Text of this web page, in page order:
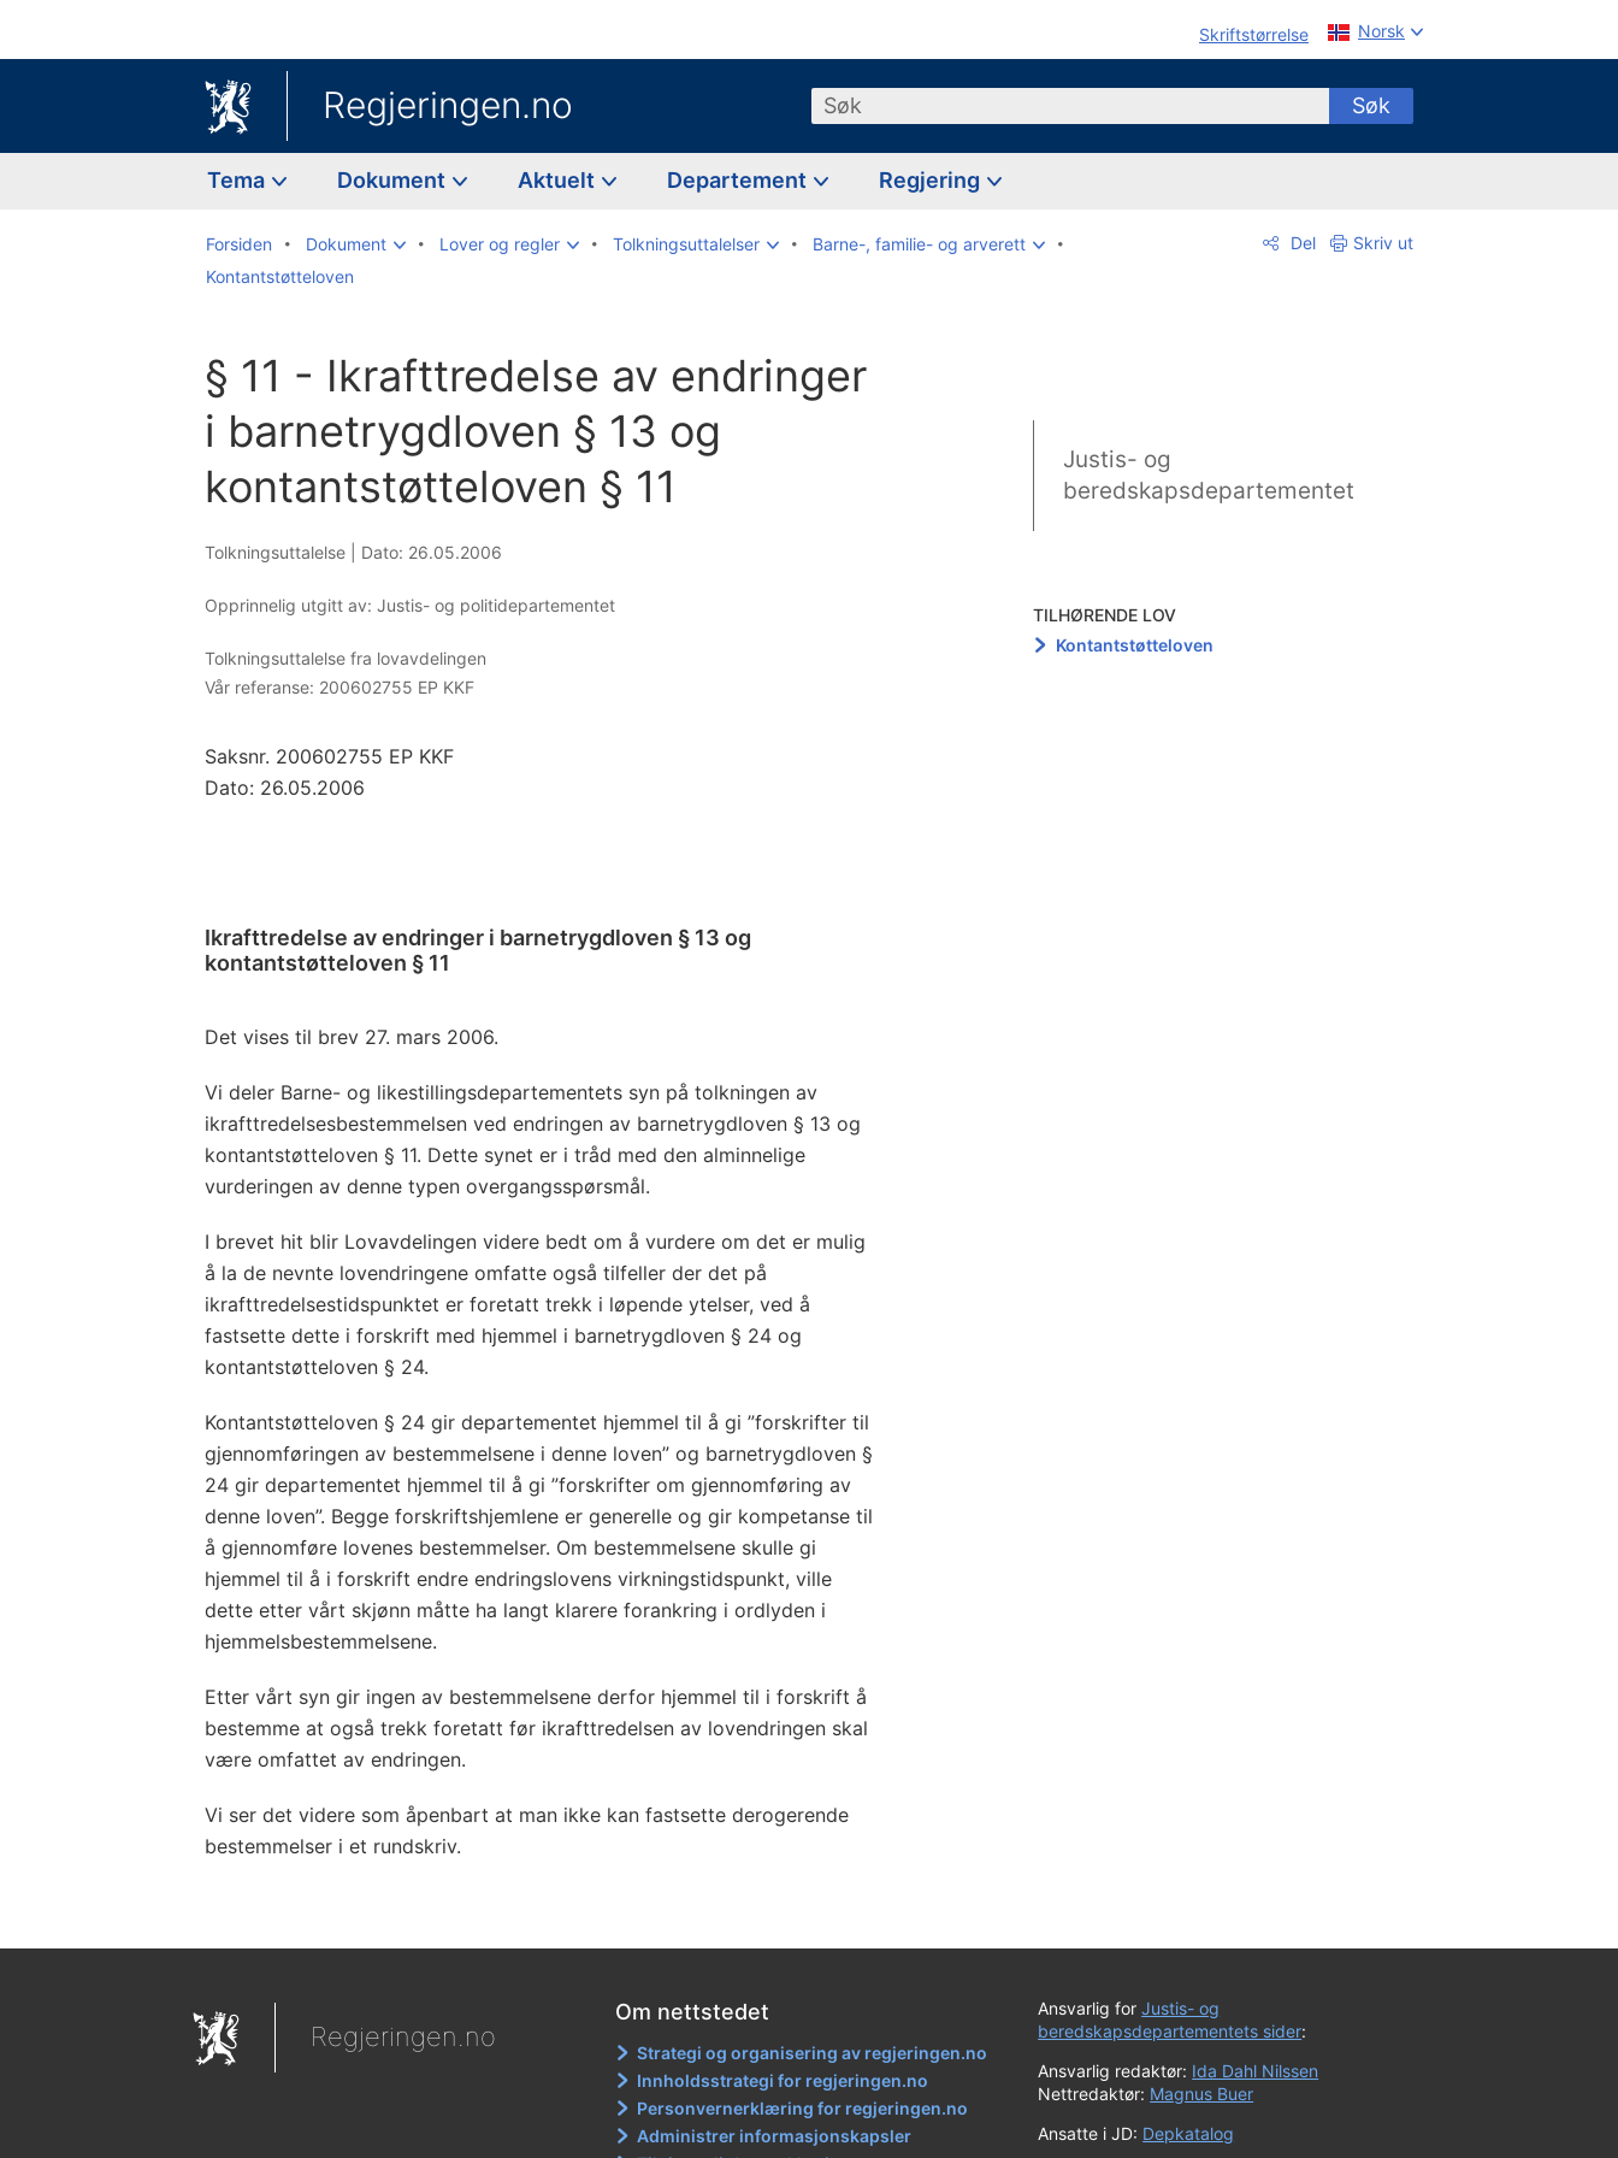
Skriftstørrelse Norsk
Regjeringen.no Søk Søk
Tema Dokument Aktuelt Departement Regjering
Forsiden Dokument Lover og regler Tolkningsuttalelser
Barne-, familie- og arverett
Kontantstøtteloven
Del Skriv ut
§ 11 - Ikrafttredelse av endringer
i barnetrygdloven § 13 og
kontantstøtteloven § 11
Tolkningsuttalelse | Dato: 26.05.2006
Opprinnelig utgitt av: Justis- og politidepartementet
Tolkningsuttalelse fra lovavdelingen
Vår referanse: 200602755 EP KKF
Saksnr. 200602755 EP KKF
Dato: 26.05.2006
Ikrafttredelse av endringer i barnetrygdloven § 13 og
kontantstøtteloven § 11
Det vises til brev 27. mars 2006.
Vi deler Barne- og likestillingsdepartementets syn på tolkningen av
ikrafttredelsesbestemmelsen ved endringen av barnetrygdloven § 13 og
kontantstøtteloven § 11. Dette synet er i tråd med den alminnelige
vurderingen av denne typen overgangsspørsmål.
I brevet hit blir Lovavdelingen videre bedt om å vurdere om det er mulig
å la de nevnte lovendringene omfatte også tilfeller der det på
ikrafttredelsestidspunktet er foretatt trekk i løpende ytelser, ved å
fastsette dette i forskrift med hjemmel i barnetrygdloven § 24 og
kontantstøtteloven § 24.
Kontantstøtteloven § 24 gir departementet hjemmel til å gi ”forskrifter til
gjennomføringen av bestemmelsene i denne loven” og barnetrygdloven §
24 gir departementet hjemmel til å gi ”forskrifter om gjennomføring av
denne loven”. Begge forskriftshjemlene er generelle og gir kompetanse til
å gjennomføre lovenes bestemmelser. Om bestemmelsene skulle gi
hjemmel til å i forskrift endre endringslovens virkningstidspunkt, ville
dette etter vårt skjønn måtte ha langt klarere forankring i ordlyden i
hjemmelsbestemmelsene.
Etter vårt syn gir ingen av bestemmelsene derfor hjemmel til i forskrift å
bestemme at også trekk foretatt før ikrafttredelsen av lovendringen skal
være omfattet av endringen.
Vi ser det videre som åpenbart at man ikke kan fastsette derogerende
bestemmelser i et rundskriv.
Justis- og
beredskapsdepartementet
TILHØRENDE LOV
Kontantstøtteloven
Regjeringen.no
Om nettstedet
Strategi og organisering av regjeringen.no
Innholdsstrategi for regjeringen.no
Personvernerklæring for regjeringen.no
Administrer informasjonskapsler
Ansvarlig forJustis- og
beredskapsdepartementets sider:
Ansvarlig redaktør: Ida Dahl Nilssen
Nettredaktør: Magnus Buer
Ansatte i JD: Depkatalog